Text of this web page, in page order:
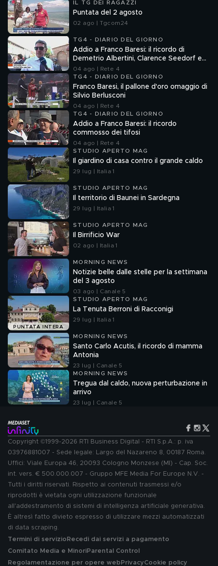
IL TG DEI RAGAZZI
Puntata del 2 agosto
02 ago | Tgcom24
TG4 - DIARIO DEL GIORNO
Addio a Franco Baresi: il ricordo di
Demetrio Albertini, Clarence Seedorf e
Giovanni Galli
04 ago | Rete 4
TG4 - DIARIO DEL GIORNO
Franco Baresi, il pallone d'oro omaggio di
Silvio Berlusconi
04 ago | Rete 4
TG4 - DIARIO DEL GIORNO
Addio a Franco Baresi: il ricordo
commosso dei tifosi
04 ago | Rete 4
STUDIO APERTO MAG
Il giardino di casa contro il grande caldo
29 lug | Italia 1
STUDIO APERTO MAG
Il territorio di Baunei in Sardegna
29 lug | Italia 1
STUDIO APERTO MAG
Il Birrificio War
02 ago | Italia 1
MORNING NEWS
Notizie belle dalle stelle per la settimana
del 3 agosto
03 ago | Canale 5
PUNTATA INTERA
STUDIO APERTO MAG
La Tenuta Berroni di Racconigi
29 lug | Italia 1
MORNING NEWS
Santo Carlo Acutis, il ricordo di mamma
Antonia
23 lug | Canale 5
MORNING NEWS
Tregua dal caldo, nuova perturbazione in
arrivo
23 lug | Canale 5
Copyright ©1999-2026 RTI Business Digital - RTI S.p.A.: p. iva
03976881007 - Sede legale: Largo del Nazareno 8, 00187 Roma.
Uffici: Viale Europa 46, 20093 Cologno Monzese (MI) - Cap. Soc.
int. vers. € 500.000.007 - Gruppo MFE Media For Europe N.V. -
Tutti i diritti riservati. Rispetto ai contenuti trasmessi e/o
riprodotti è vietata ogni utilizzazione funzionale
all'addestramento di sistemi di intelligenza artificiale generativa.
È altresì fatto divieto espresso di utilizzare mezzi automatizzati
di data scraping.
Termini di servizio Recedi dai servizi a pagamento
Comitato Media e MinoriParental Control
Regolamentazione per opere web PrivacyCookie policy